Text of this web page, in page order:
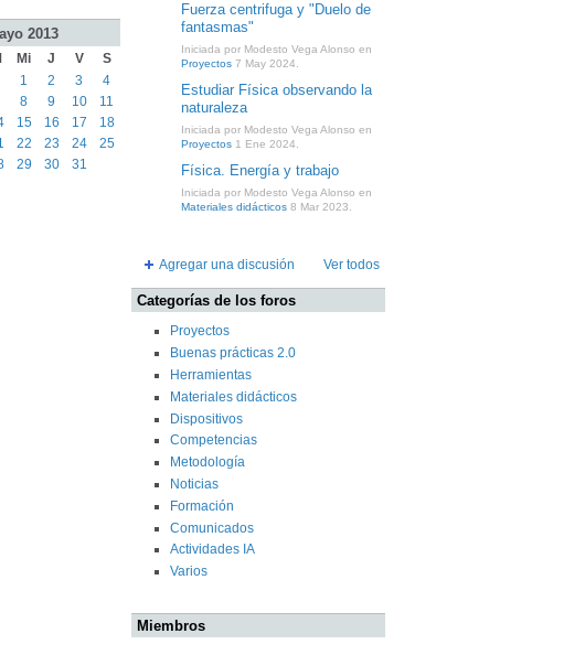
2013
Mi J V
S
1
2 3
4
8 9 10
11
15 16 17
18
22 23 24
25
29 30 31
Fuerza centrifuga y "Duelo de
fantasmas"
Iniciada por Modesto Vega Alonso en
Proyectos 7 May 2024.
Estudiar Física observando la
naturaleza
Iniciada por Modesto Vega Alonso en
Proyectos 1 Ene 2024.
Física. Energía y trabajo
Iniciada por Modesto Vega Alonso en
Materiales didácticos 8 Mar 2023.
Agregar una discusión Ver todos
Categorías de los foros
Proyectos
Buenas prácticas 2.0
Herramientas
Materiales didácticos
Dispositivos
Competencias
Metodología
Noticias
Formación
Comunicados
Actividades IA
Varios
Miembros